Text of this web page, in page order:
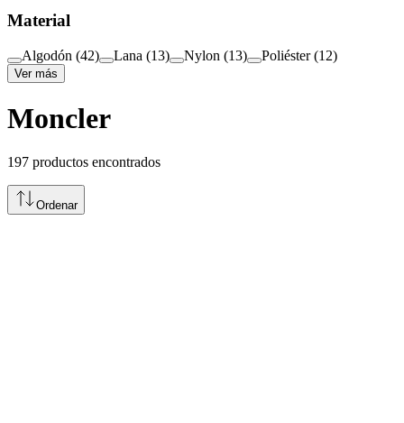
Material
Algodón (42) Lana (13) Nylon (13) Poliéster (12)
Ver más
Moncler
197 productos encontrados
Ordenar